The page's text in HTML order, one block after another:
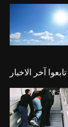
تابعوا آخر الاخبار